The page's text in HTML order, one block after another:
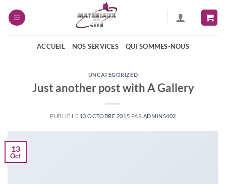
ACCUEIL NOS SERVICES QUI SOMMES-NOUS
UNCATEGORIZED
Just another post with A Gallery
PUBLIÉ LE 13 OCTOBRE 2015 PAR ADMIN5402
13
Oct